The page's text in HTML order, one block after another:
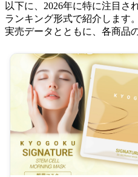
以下に、2026年に特に注目さ
ランキング形式で紹介します
実売データとともに、各商品